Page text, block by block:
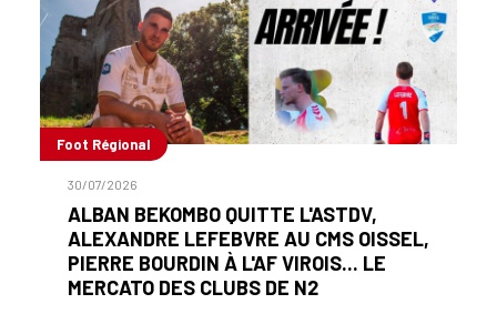
Foot Régional
30/07/2026
ALBAN BEKOMBO QUITTE L'ASTDV,
ALEXANDRE LEFEBVRE AU CMS OISSEL,
PIERRE BOURDIN À L'AF VIROIS... LE
MERCATO DES CLUBS DE N2